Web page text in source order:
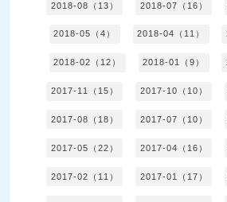
2018-08（13） 2018-07（16）
2018-05（4） 2018-04（11）
2018-02（12） 2018-01（9）
2017-11（15） 2017-10（10）
2017-08（18） 2017-07（10）
2017-05（22） 2017-04（16）
2017-02（11） 2017-01（17）